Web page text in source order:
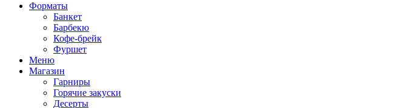
Форматы
Банкет
Барбекю
Кофе-брейк
Фуршет
Меню
Магазин
Гарниры
Горячие закуски
Десерты